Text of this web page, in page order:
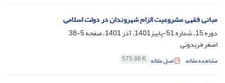
مبانی فقهی مشروعیت الزام شهروندان در دولت اسلامی
دوره 15، شماره 51-پاییز1401، آذر 1401، صفحه
5-38
اصغر فریدونی
مشاهده مقاله اصل مقاله 575.86 K